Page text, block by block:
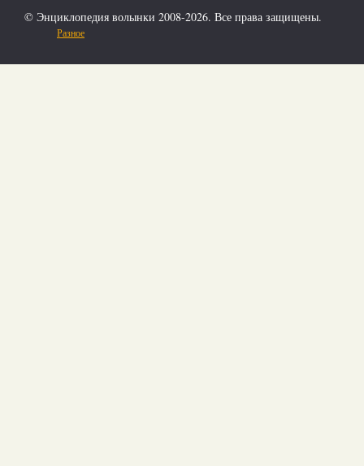
© Энциклопедия волынки 2008-2026. Все права защищены.
Разное